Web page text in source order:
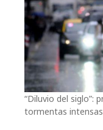
“Diluvio del siglo”:
tormentas